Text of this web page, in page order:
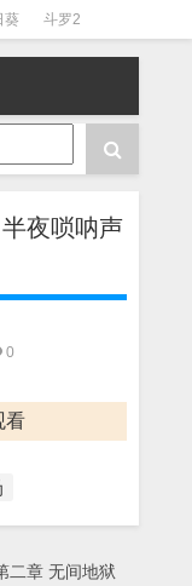
葵 斗罗2
节目清单
夜唢呐声
0
看
二章 无间地狱